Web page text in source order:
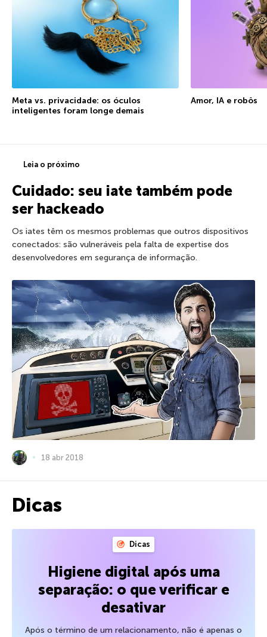
Meta vs. privacidade: os óculos
inteligentes foram longe demais
Amor, IA e robôs
Leia o próximo
Cuidado: seu iate também pode
ser hackeado
Os iates têm os mesmos problemas que outros dispositivos
conectados: são vulneráveis pela falta de expertise dos
desenvolvedores em segurança de informação.
18 abr 2018
Dicas
Dicas
Higiene digital após uma
separação: o que verificar e
desativar
Após o término de um relacionamento, não é apenas o